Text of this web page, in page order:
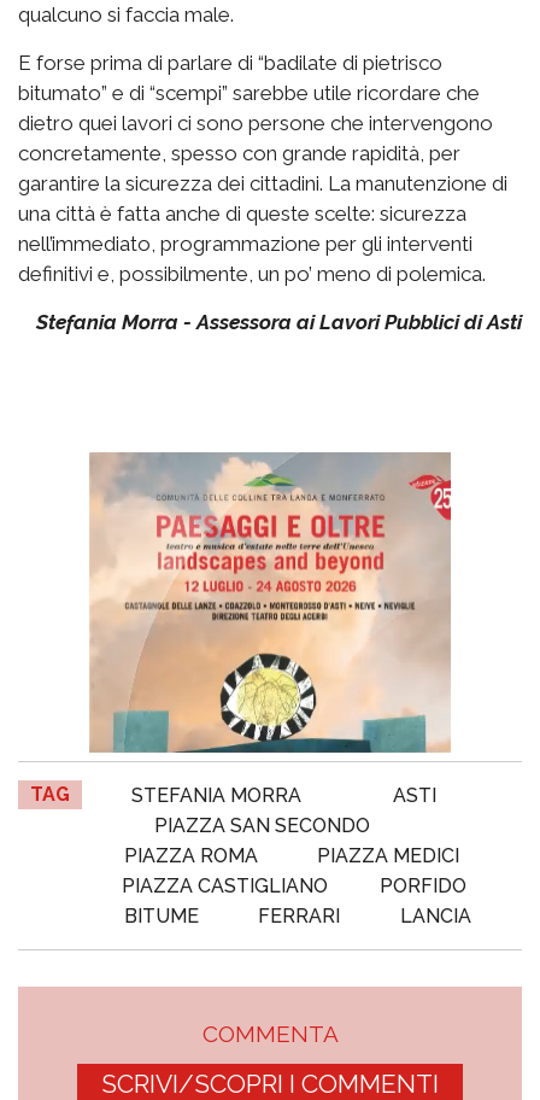
qualcuno si faccia male.
E forse prima di parlare di “badilate di pietrisco
bitumato” e di “scempi” sarebbe utile ricordare che
dietro quei lavori ci sono persone che intervengono
concretamente, spesso con grande rapidità, per
garantire la sicurezza dei cittadini. La manutenzione di
una città è fatta anche di queste scelte: sicurezza
nell’immediato, programmazione per gli interventi
definitivi e, possibilmente, un po’ meno di polemica.
Stefania Morra - Assessora ai Lavori Pubblici di Asti
TAG STEFANIA MORRA
ASTI
PIAZZA SAN SECONDO
PIAZZA ROMA
PIAZZA MEDICI
PIAZZA CASTIGLIANO
PORFIDO
BITUME
FERRARI LANCIA
COMMENTA
SCRIVI/SCOPRI I COMMENTI